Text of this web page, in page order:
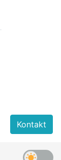
Kontakt